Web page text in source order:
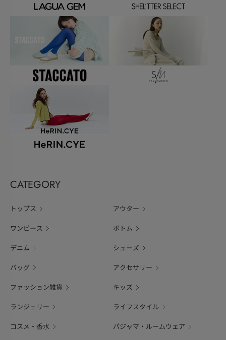
CATEGORY
トップス アウター
ワンピース ボトム
デニム シューズ
バッグ アクセサリー
ファッション雑貨 キッズ
ランジェリー ライフスタイル
コスメ・香水 パジャマ・ルームウェア